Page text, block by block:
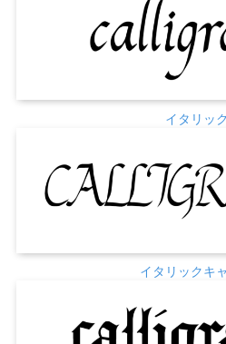
イタリッ
イタリックキ